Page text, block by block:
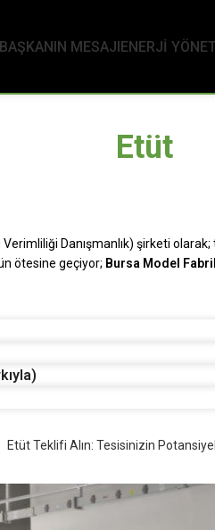
BAŞKANIN MESAJIENERJI
Etüt
Danışmanlık) şirketi
ötesine geçiyor; Bursa Model
Etüt Teklifi Alın: Tesisinizin